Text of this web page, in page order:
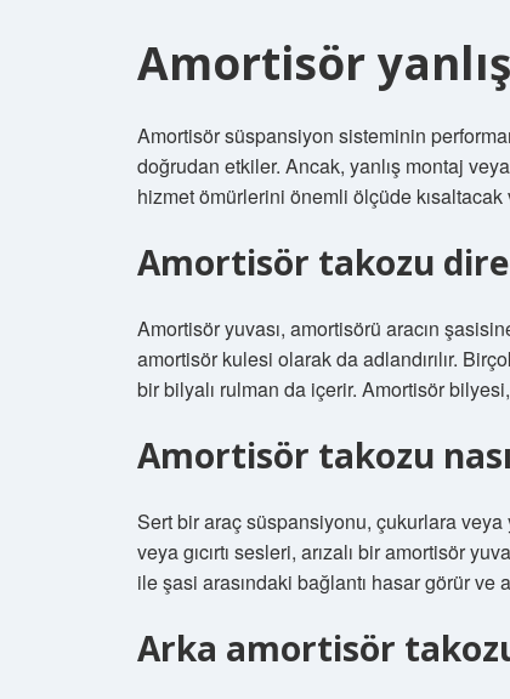
Amortisör
Amortisör süspansiyon sisteminin
doğrudan etkiler. Ancak, yanlış montaj
hizmet ömürlerini önemli ölçüde
Amortisör takozu
Amortisör yuvası, amortisörü aracın
amortisör kulesi olarak da adlandırılır.
bir bilyalı rulman da içerir. Amortisör
Amortisör takozu
Sert bir araç süspansiyonu, çukurlara veya
veya gıcırtı sesleri, arızalı bir amortisör
ile şasi arasındaki bağlantı hasar görür ve
Arka amortisör